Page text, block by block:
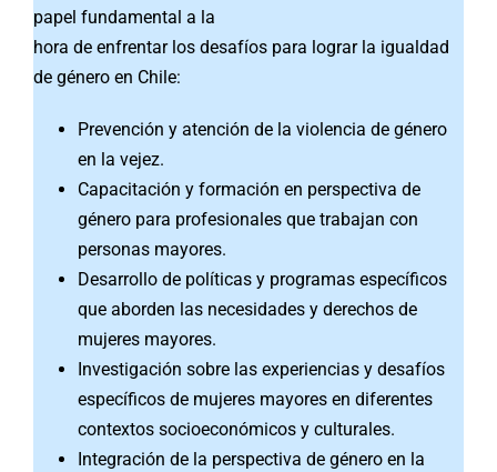
papel fundamental a la
hora de enfrentar los desafíos para lograr la igualdad
de género en Chile:
Prevención y atención de la violencia de género
en la vejez.
Capacitación y formación en perspectiva de
género para profesionales que trabajan con
personas mayores.
Desarrollo de políticas y programas específicos
que aborden las necesidades y derechos de
mujeres mayores.
Investigación sobre las experiencias y desafíos
específicos de mujeres mayores en diferentes
contextos socioeconómicos y culturales.
Integración de la perspectiva de género en la